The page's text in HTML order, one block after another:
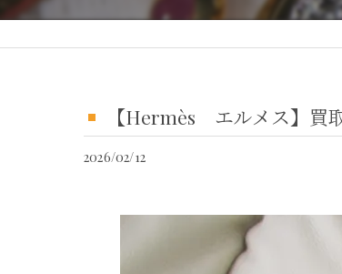
【Hermès エルメス】
2026/02/12